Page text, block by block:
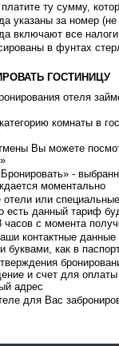
ту сумму,
указаны за номер
включают все
в фунтах
ГОСТИНИЦУ
отеля
комнаты в
Вы можете
-
моментально
отели или
есть данный тариф
часов с момента
контактные данные
буквами, как в
и счет для
адрес
для Вас